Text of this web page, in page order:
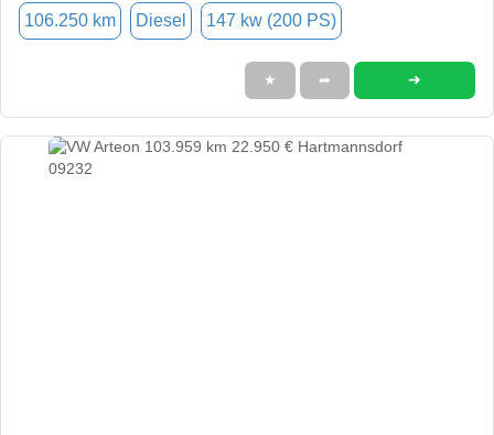
106.250 km Diesel 147 kw (200 PS)
★ ➦ ➜